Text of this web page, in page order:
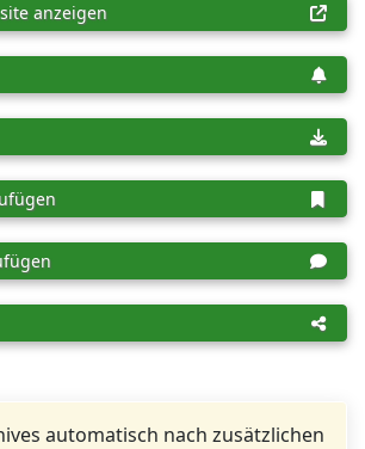
anzeigen
automatisch nach zusätzlichen